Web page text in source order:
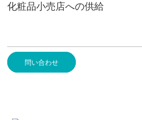
化粧品小売店への供給
問い合わせ